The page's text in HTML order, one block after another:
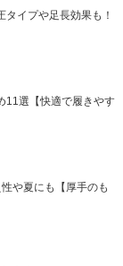
イプや足長効果も！
11選【快適で履きやす
や夏にも【厚手のも